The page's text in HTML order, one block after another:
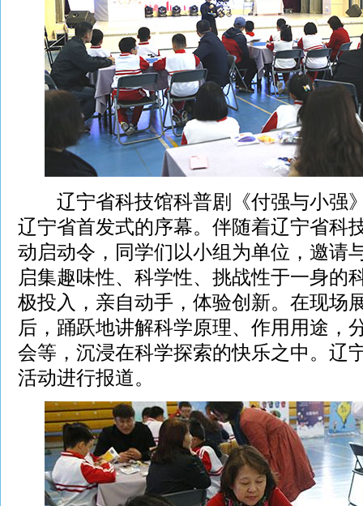
辽宁省科技馆科普剧《付强与小强
辽宁省首发式的序幕。伴随着辽宁省科
动启动令，同学们以小组为单位，邀请
启集趣味性、科学性、挑战性于一身的
极投入，亲自动手，体验创新。在现场
后，踊跃地讲解科学原理、作用用途，
会等，沉浸在科学探索的快乐之中。辽
活动进行报道。